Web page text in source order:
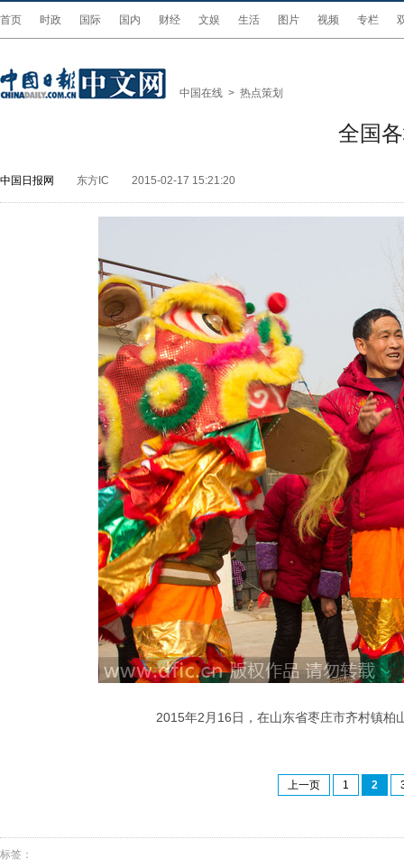
首页 时政 国际 国内 财经 文娱 生活 图片 视频 专栏
中国在线 > 热点策划
全国
中国日报网 东方IC 2015-02-17 15:21:20
2015年2月16日，在山东省枣庄市齐村镇柏
上一页 1 2
标签：